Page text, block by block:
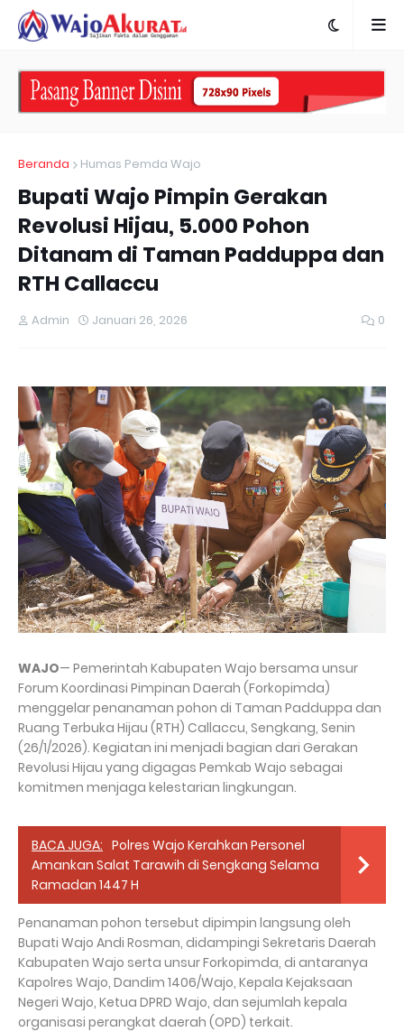
Beranda Humas Pemda Wajo
Bupati Wajo Pimpin Gerakan
Revolusi Hijau, 5.000 Pohon
Ditanam di Taman Padduppa dan
RTH Callaccu
Admin Januari 26, 2026 0
WAJO— Pemerintah Kabupaten Wajo bersama unsur
Forum Koordinasi Pimpinan Daerah (Forkopimda)
menggelar penanaman pohon di Taman Padduppa dan
Ruang Terbuka Hijau (RTH) Callaccu, Sengkang, Senin
(26/1/2026). Kegiatan ini menjadi bagian dari Gerakan
Revolusi Hijau yang digagas Pemkab Wajo sebagai
komitmen menjaga kelestarian lingkungan.
BACA JUGA: Polres Wajo Kerahkan Personel
Amankan Salat Tarawih di Sengkang Selama
Ramadan 1447 H
Penanaman pohon tersebut dipimpin langsung oleh
Bupati Wajo Andi Rosman, didampingi Sekretaris Daerah
Kabupaten Wajo serta unsur Forkopimda, di antaranya
Kapolres Wajo, Dandim 1406/Wajo, Kepala Kejaksaan
Negeri Wajo, Ketua DPRD Wajo, dan sejumlah kepala
organisasi perangkat daerah (OPD) terkait.